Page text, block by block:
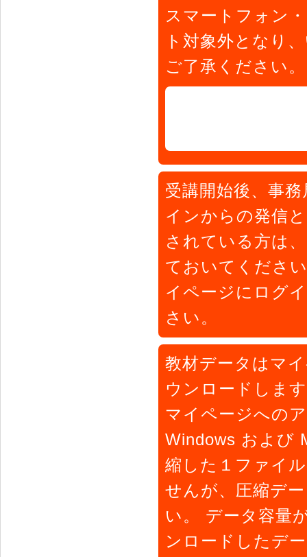
スマートフォン
ト対象外となり
ご了承ください。
受講開始後、事
インからの発信
されている方は
ておいてくださ
イページにログ
さい。
教材データはマ
ウンロードしま
マイページへの
Windows および
縮した１ファイ
せんが、圧縮デ
い。 データ容量
ンロードしたデ